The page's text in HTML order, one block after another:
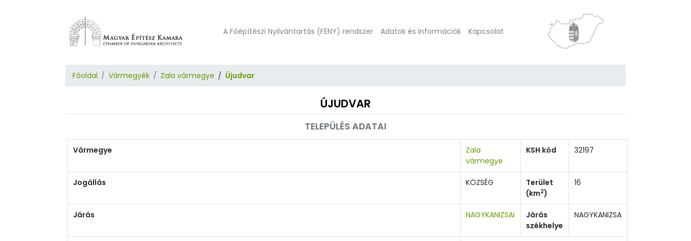
A Főépítészi Nyilvántartás (FÉNY) rendszer Adatok és információk Kapcsolat
Főoldal Vármegyék Zala vármegye Újudvar
ÚJUDVAR
TELEPÜLÉS ADATAI
Vármegye
Zala
vármegye
KSH kód 32197
Jogállás KÖZSÉG
Terület
(km2)
16
Járás NAGYKANIZSAI
Járás
székhelye
NAGYKANIZSA